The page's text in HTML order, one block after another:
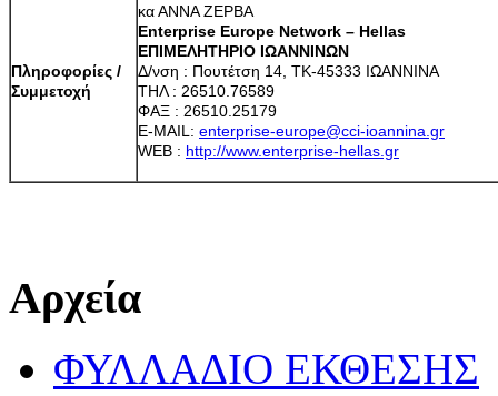
Πληροφορίες /
Συμμετοχή
κα ΑΝΝΑ ΖΕΡΒΑ
Enterprise Europe Network – Hellas
ΕΠΙΜΕΛΗΤΗΡΙΟ ΙΩΑΝΝΙΝΩΝ
Δ/νση : Πουτέτση 14, ΤΚ-45333 ΙΩΑΝΝΙΝΑ
ΤΗΛ : 26510.76589
ΦΑΞ : 26510.25179
E-MAIL: enterprise-europe@cci-ioannina.gr
WEB : http://www.enterprise-hellas.gr
Αρχεία
ΦΥΛΛΑΔΙΟ ΕΚΘΕΣΗΣ